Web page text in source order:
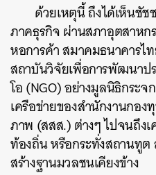
ด้วยเหตุนี้ ถึงได้เห็นชั
ภาคธุรกิจ ผ่านสภาอุตสาหก
หอการค้า สมาคมธนาคารไ
สถาบันวิจัยเพื่อการพัฒนาป
โอ (NGO) อย่างมูลนิธิกระ
เครือข่ายของสำนักงานกอ
ภาพ (สสส.) ต่างๆ ไปจนถึง
ท้องถิ่น หรือกระทั่งสถานทูต
สร้างฐานมวลชนเคียงข้าง